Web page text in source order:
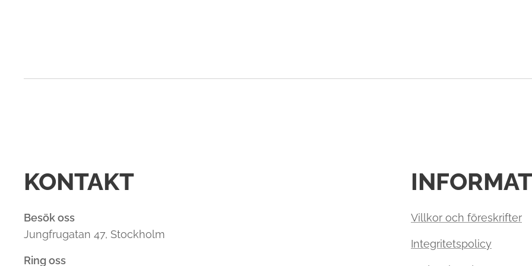
KONTAKT
Besök oss
Jungfrugatan 47, Stockholm
Ring oss
Villkor och föreskrifter
Integritetspolicy